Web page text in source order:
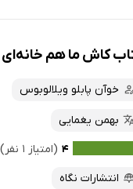
کاش ما هم
خوآن پابلو ویلالوبوس
بهمن یغمایی
۴ (امتیاز ۱ نفر)
انتشارات نگاه